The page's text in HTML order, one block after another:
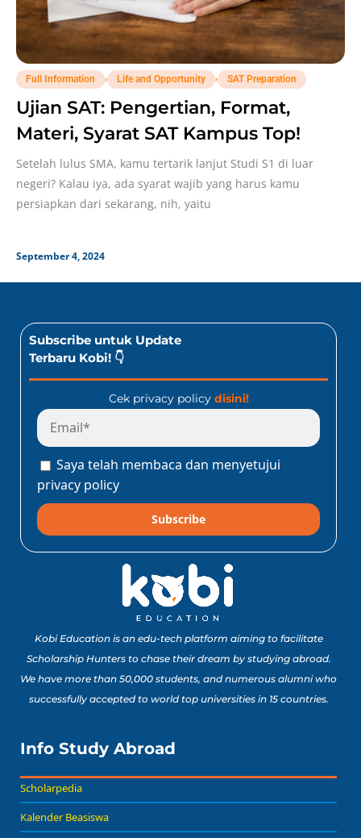
Full Information Life and Opportunity SAT Preparation
Ujian SAT: Pengertian, Format,
Materi, Syarat SAT Kampus Top!
Setelah lulus SMA, kamu tertarik lanjut Studi S1 di luar
negeri? Kalau iya, ada syarat wajib yang harus kamu
persiapkan dari sekarang, nih, yaitu
September 4, 2024
Subscribe untuk Update
Terbaru Kobi! 👇
Cek privacy policy disini!
Saya telah membaca dan menyetujui
privacy policy
Subscribe
Kobi Education is an edu-tech platform aiming to facilitate
Scholarship Hunters to chase their dream by studying abroad.
We have more than 50,000 students, and numerous alumni who
successfully accepted to world top universities in 15 countries.
Info Study Abroad
Scholarpedia
Kalender Beasiswa